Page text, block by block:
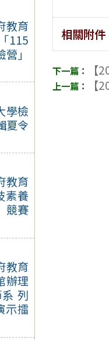
教育
115
」
學檢
夏令
教育
素養
競賽
教育
辦理
列
示擂
相關附件
【
【